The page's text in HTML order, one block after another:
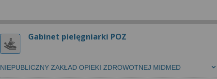
Gabinet pielęgniarki POZ
NIEPUBLICZNY ZAKŁAD OPIEKI ZDROWOTNEJ MIDMED